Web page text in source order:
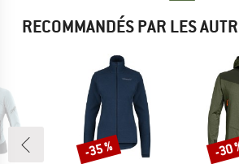
RECOMMANDÉS PAR LES
Remise
-35 % -30